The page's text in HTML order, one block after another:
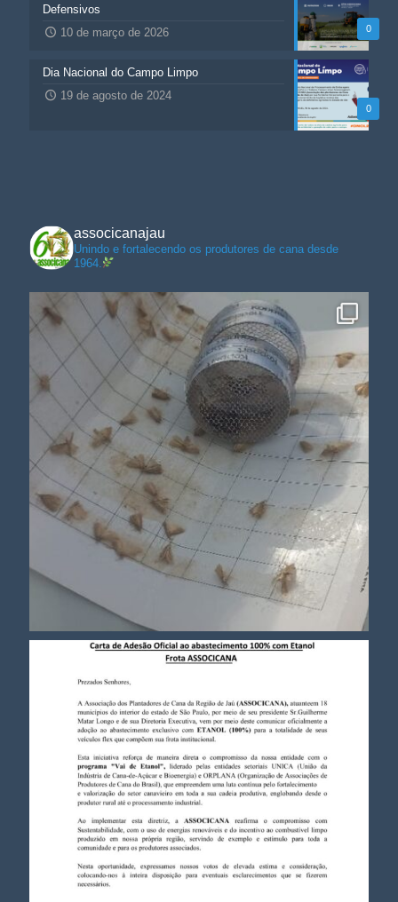
0
Defensivos
10 de março de 2026
0
Dia Nacional do Campo Limpo
19 de agosto de 2024
associcanajau
Unindo e fortalecendo os produtores de cana desde
1964.